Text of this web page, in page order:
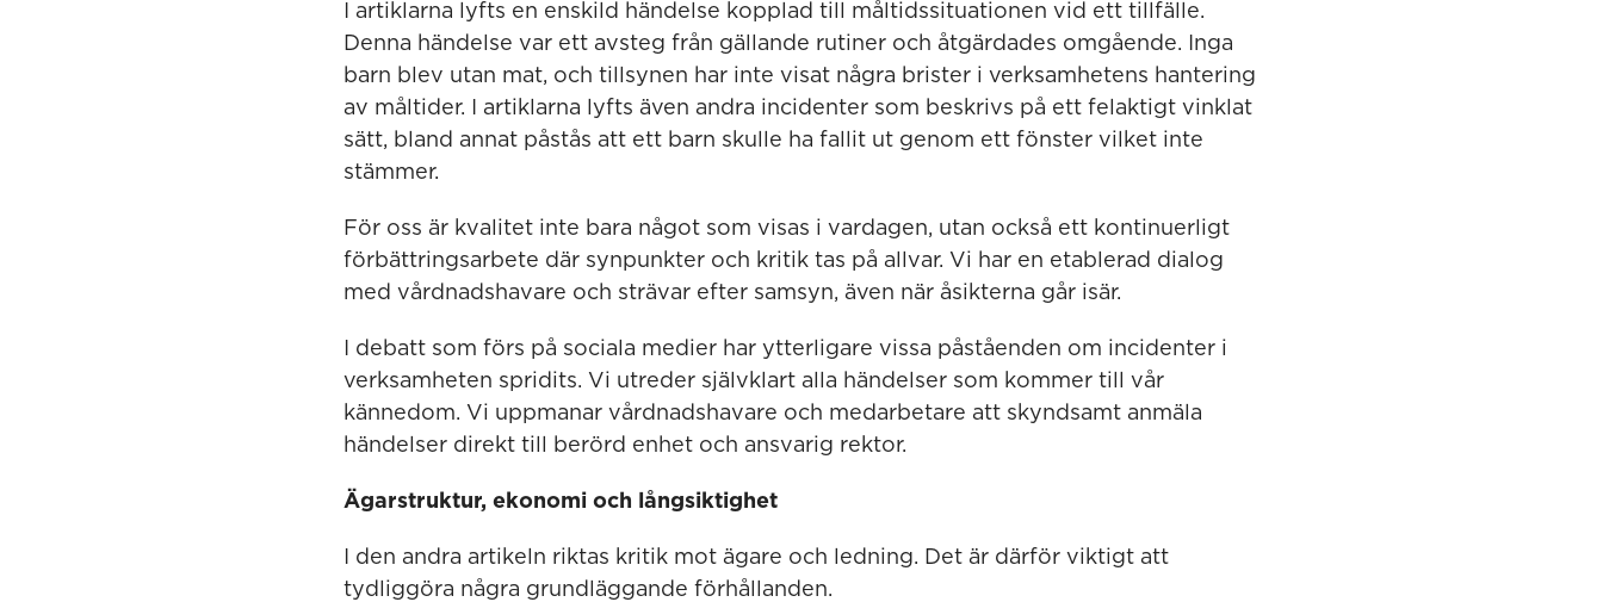
I artiklarna lyfts en enskild händelse kopplad till måltidssituationen vid ett tillfälle.
Denna händelse var ett avsteg från gällande rutiner och åtgärdades omgående. Inga
barn blev utan mat, och tillsynen har inte visat några brister i verksamhetens hantering
av måltider. I artiklarna lyfts även andra incidenter som beskrivs på ett felaktigt vinklat
sätt, bland annat påstås att ett barn skulle ha fallit ut genom ett fönster vilket inte
stämmer.
För oss är kvalitet inte bara något som visas i vardagen, utan också ett kontinuerligt
förbättringsarbete där synpunkter och kritik tas på allvar. Vi har en etablerad dialog
med vårdnadshavare och strävar efter samsyn, även när åsikterna går isär.
I debatt som förs på sociala medier har ytterligare vissa påståenden om incidenter i
verksamheten spridits. Vi utreder självklart alla händelser som kommer till vår
kännedom. Vi uppmanar vårdnadshavare och medarbetare att skyndsamt anmäla
händelser direkt till berörd enhet och ansvarig rektor.
Ägarstruktur, ekonomi och långsiktighet
I den andra artikeln riktas kritik mot ägare och ledning. Det är därför viktigt att
tydliggöra några grundläggande förhållanden.